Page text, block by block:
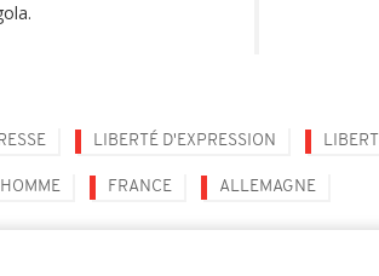
LIBERTÉ D'EXPRESSION
FRANCE ALLEMAGNE